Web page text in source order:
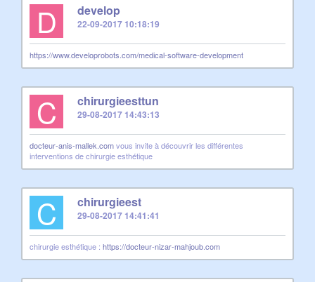
D develop
22-09-2017 10:18:19
https://www.developrobots.com/medical-software-development
C chirurgieesttun
29-08-2017 14:43:13
docteur-anis-mallek.comvous invite à découvrir les différentes
interventions de chirurgie esthétique
C chirurgieest
29-08-2017 14:41:41
chirurgie esthétique : https://docteur-nizar-mahjoub.com